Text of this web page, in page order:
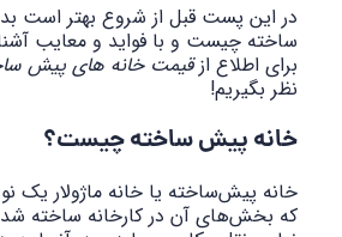
در این پست قبل از شروع بهتر است
ساخته چیست و با فواید و معایب
برای اطلاع ازقیمت خانه های پیش
نظر بگیریم!
خانه پیش ساخته چیست؟
خانه پیش‌ساخته یا خانه ماژولار یک
که بخش‌های آن در کارخانه ساخته